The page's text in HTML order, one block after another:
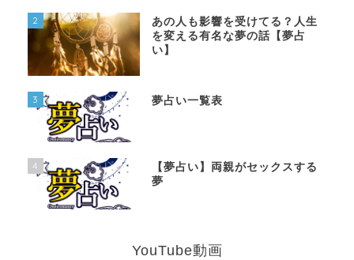
2
あの人も影響を受けてる？人生
を変える有名な夢の話【夢占
い】
3 夢占い一覧表
4
【夢占い】両親がセックスする
夢
YouTube動画